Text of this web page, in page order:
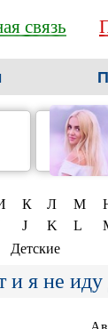
связь
К Л М
J K L
Детские
и я не иду